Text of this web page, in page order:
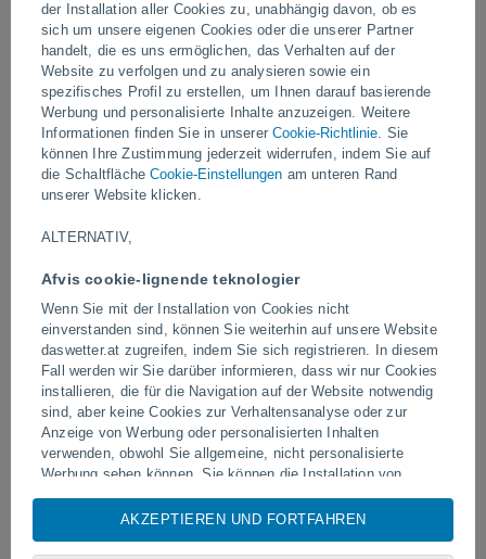
der Installation aller Cookies zu, unabhängig davon, ob es
sich um unsere eigenen Cookies oder die unserer Partner
handelt, die es uns ermöglichen, das Verhalten auf der
Website zu verfolgen und zu analysieren sowie ein
spezifisches Profil zu erstellen, um Ihnen darauf basierende
Werbung und personalisierte Inhalte anzuzeigen. Weitere
Informationen finden Sie in unsererCookie-Richtlinie. Sie
können Ihre Zustimmung jederzeit widerrufen, indem Sie auf
die SchaltflächeCookie-Einstellungen am unteren Rand
unserer Website klicken.
ALTERNATIV,
Afvis cookie-lignende teknologier
Wenn Sie mit der Installation von Cookies nicht
einverstanden sind, können Sie weiterhin auf unsere Website
daswetter.at zugreifen, indem Sie sich registrieren. In diesem
Fall werden wir Sie darüber informieren, dass wir nur Cookies
installieren, die für die Navigation auf der Website notwendig
sind, aber keine Cookies zur Verhaltensanalyse oder zur
Anzeige von Werbung oder personalisierten Inhalten
verwenden, obwohl Sie allgemeine, nicht personalisierte
Werbung sehen können. Sie können die Installation von
Cookies ablehnen und über dieses Abonnement auf unsere
Website zugreifen, indem Sie auf die Schaltfläche "Ablehnen"
AKZEPTIEREN UND FORTFAHREN
Die Hagelkörner waren so groß, dass sie Fahrzeuge, Dächer,
Ernten und Straßenmobiliar beschädigten. Es wurde auch von
starken Regenfällen berichtet.
Video
Vor 2 Stunden
Taifun Dolphin wütet in mehreren
Gebieten Chinas
Ein Tornado trifft Piraí
Brasilien
Folgen Sie uns